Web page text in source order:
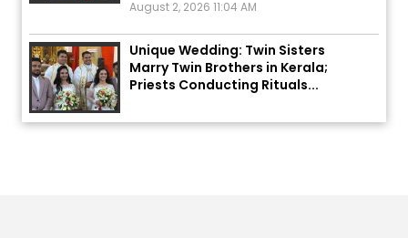
Unique Wedding: Twin Sisters
Marry Twin Brothers in Kerala;
Priests Conducting Rituals...